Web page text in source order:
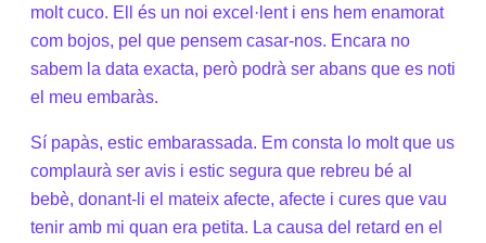
molt cuco. Ell és un noi excel·lent i ens hem enamorat
com bojos, pel que pensem casar-nos. Encara no
sabem la data exacta, però podrà ser abans que es noti
el meu embaràs.
Sí papàs, estic embarassada. Em consta lo molt que us
complaurà ser avis i estic segura que rebreu bé al
bebè, donant-li el mateix afecte, afecte i cures que vau
tenir amb mi quan era petita. La causa del retard en el